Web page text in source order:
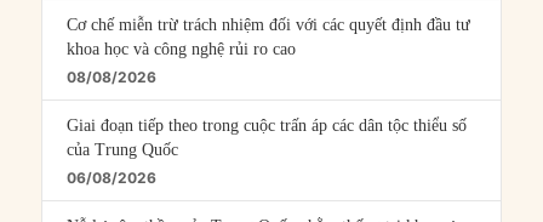
Cơ chế miễn trừ trách nhiệm đối với các quyết định đầu tư
khoa học và công nghệ rủi ro cao
08/08/2026
Giai đoạn tiếp theo trong cuộc trấn áp các dân tộc thiểu số
của Trung Quốc
06/08/2026